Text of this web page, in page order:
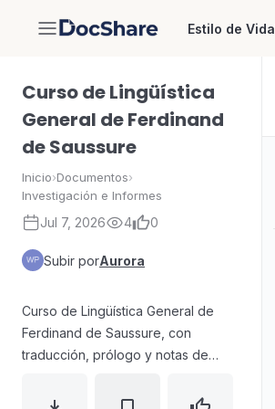
DocShare Estilo de Vida
Curso de Lingüística
General de Ferdinand
de Saussure
Inicio›Documentos›
Investigación e Informes
Jul 7, 2026 4 0
Subir porAurora
Curso de Lingüística General de
Ferdinand de Saussure, con
traducción, prólogo y notas de
sistematizar fundamentos y